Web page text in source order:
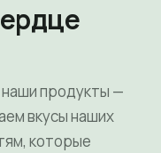
наши продукты —
вкусы наших
которые